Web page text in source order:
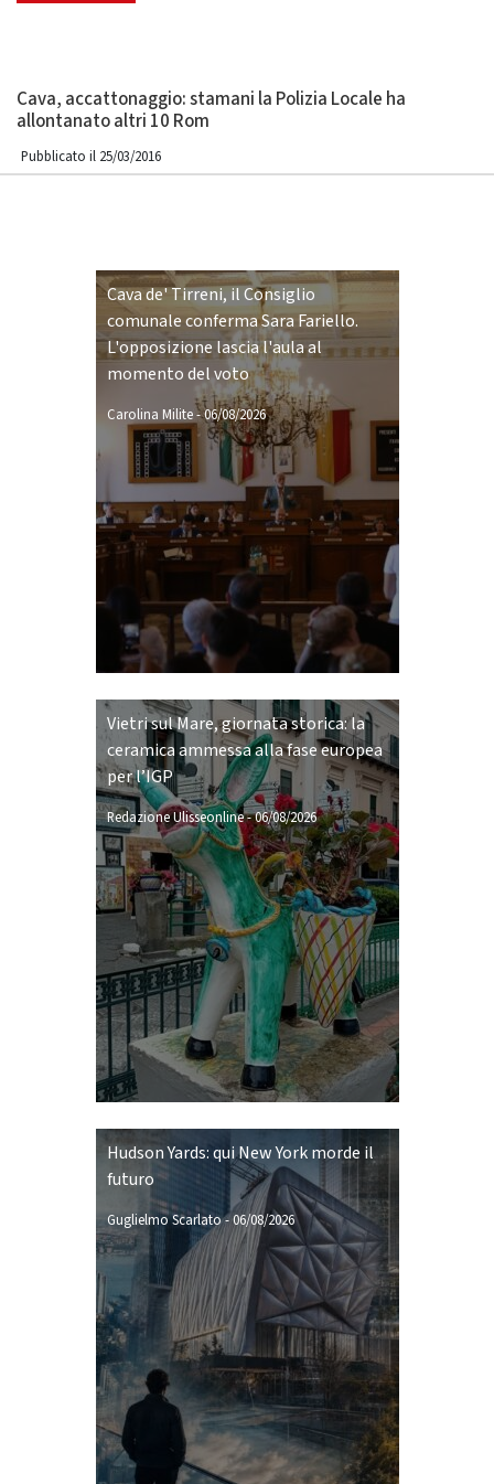
Cava, accattonaggio: stamani la Polizia Locale ha
allontanato altri 10 Rom
Pubblicato il 25/03/2016
Cava de' Tirreni, il Consiglio
comunale conferma Sara Fariello.
L'opposizione lascia l'aula al
momento del voto
Carolina Milite-06/08/2026
Vietri sul Mare, giornata storica: la
ceramica ammessa alla fase europea
per l’IGP
Redazione Ulisseonline-06/08/2026
Hudson Yards: qui New York morde il
futuro
Guglielmo Scarlato-06/08/2026